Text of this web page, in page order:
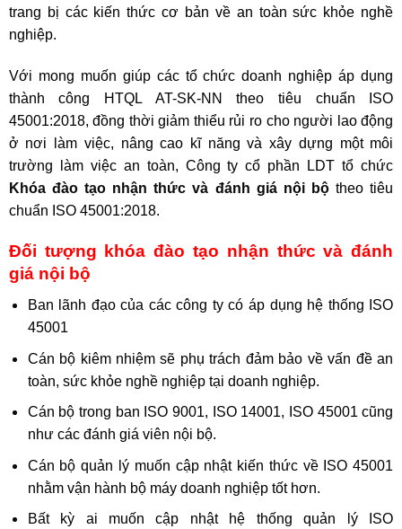
trang bị các kiến thức cơ bản về an toàn sức khỏe nghề
nghiệp.
Với mong muốn giúp các tổ chức doanh nghiệp áp dụng
thành công HTQL AT-SK-NN theo tiêu chuẩn ISO
45001:2018, đồng thời giảm thiểu rủi ro cho người lao động
ở nơi làm việc, nâng cao kĩ năng và xây dựng một môi
trường làm việc an toàn, Công ty cổ phần LDT tổ chức
Khóa đào tạo nhận thức và đánh giá nội bộtheo tiêu
chuẩn ISO 45001:2018.
Đối tượng khóa đào tạo nhận thức và đánh
giá nội bộ
Ban lãnh đạo của các công ty có áp dụng hệ thống ISO
45001
Cán bộ kiêm nhiệm sẽ phụ trách đảm bảo về vấn đề an
toàn, sức khỏe nghề nghiệp tại doanh nghiệp.
Cán bộ trong ban ISO 9001, ISO 14001, ISO 45001 cũng
như các đánh giá viên nội bộ.
Cán bộ quản lý muốn cập nhật kiến thức về ISO 45001
nhằm vận hành bộ máy doanh nghiệp tốt hơn.
Bất kỳ ai muốn cập nhật hệ thống quản lý ISO